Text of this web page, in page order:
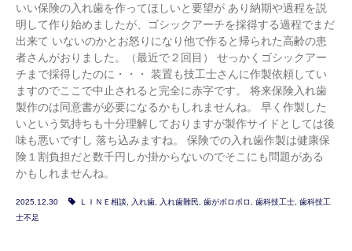
いい保険の入れ歯を作ってほしいと要望が あり納期や過程を説
明して作り始めましたが、ゴシックアーチを採得する過程でまだ
出来て いないのかとお怒りになり他で作ると帰られた高齢の患
者さんがおりました。（最近で２回目） せっかくゴシックアー
チまで採得したのに・・・ 装置も技工士さんに作製依頼してい
ますのでここで中止されると完全に赤字です。 将来保険入れ歯
製作のは同意書が必要になるかもしれませんね。 早く作製した
いという気持ちも十分理解しておりますが製作サイドとしては後
味も悪いですし 落ち込みますね。 保険での入れ歯作製は健康保
険１割負担だと数千円しか掛からないのでそこにも問題がある
かもしれませんね。
2025.12.30 ＬＩＮＥ相談 入れ歯 入れ歯難民 歯がボロボロ 歯科技工士 歯科技工
士不足